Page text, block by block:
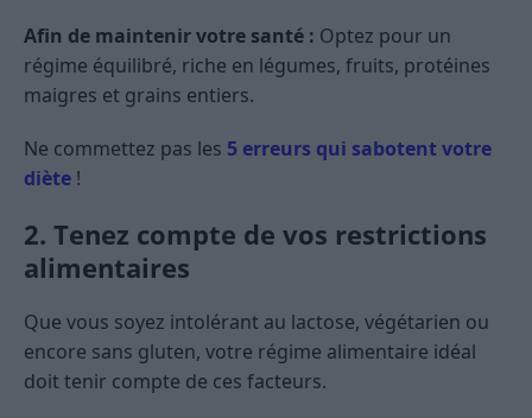
Afin de maintenir votre santé : Optez pour un
régime équilibré, riche en légumes, fruits, protéines
maigres et grains entiers.
Ne commettez pas les 5 erreurs qui sabotent votre
diète !
2. Tenez compte de vos restrictions
alimentaires
Que vous soyez intolérant au lactose, végétarien ou
encore sans gluten, votre régime alimentaire idéal
doit tenir compte de ces facteurs.